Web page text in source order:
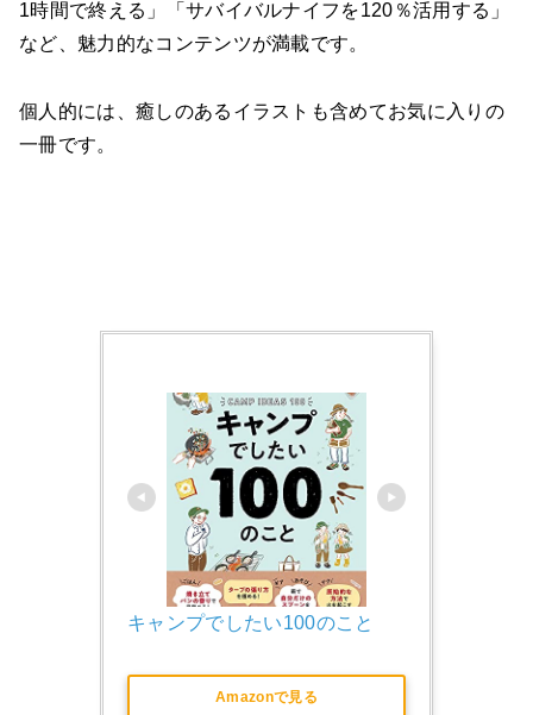
1時間で終える」「サバイバルナイフを120％活用する」
など、魅力的なコンテンツが満載です。
個人的には、癒しのあるイラストも含めてお気に入りの
一冊です。
キャンプでしたい100のこと
Amazonで見る